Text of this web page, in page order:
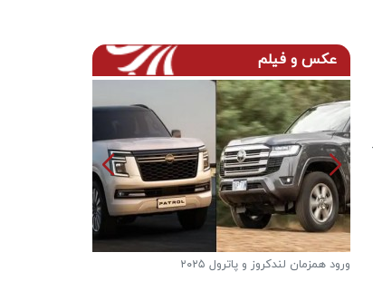
عکس و فیلم
ورود همزمان لندکروز و پاترول ۲۰۲۵